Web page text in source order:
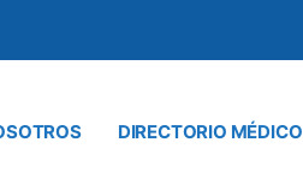
DIRECTORIO MÉDICO